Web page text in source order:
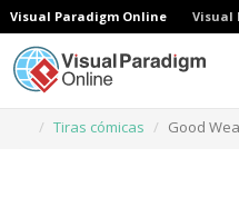
Visual Paradigm Online Visual
Tiras cómicas
Good